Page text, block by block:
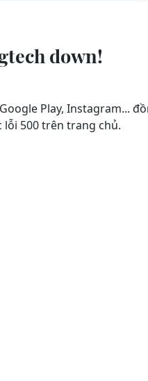
down!
Play, Instagram...
lỗi 500 trên trang chủ.